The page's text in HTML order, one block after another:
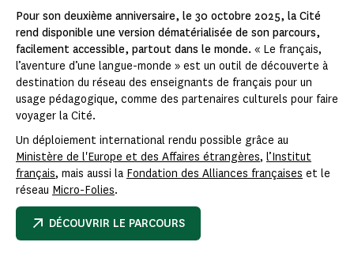
Pour son deuxième anniversaire, le 30 octobre 2025, la Cité
rend disponible une version dématérialisée de son parcours,
facilement accessible, partout dans le monde. « Le français,
l’aventure d’une langue-monde » est un outil de découverte à
destination du réseau des enseignants de français pour un
usage pédagogique, comme des partenaires culturels pour faire
voyager la Cité.
Un déploiement international rendu possible grâce au
Ministère de l'Europe et des Affaires étrangères, l’Institut
français, mais aussi la Fondation des Alliances françaises et le
réseau Micro-Folies.
DÉCOUVRIR LE PARCOURS